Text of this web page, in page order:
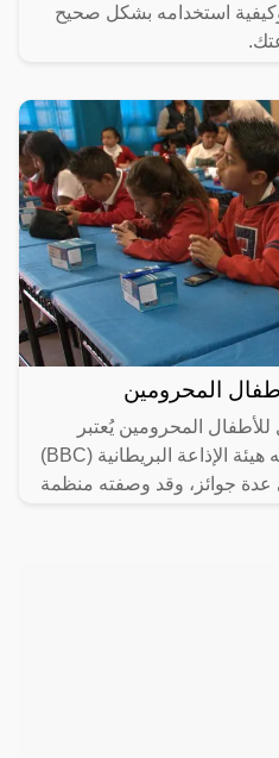
استخدامه بشكل صحيح
المحرومين
المحرومين يُعتبر
برنامج "درس" الذي أطلقته هيئة الإذاعة البريطانية (BBC)
عدة جوائز، وقد وصفته منظمة